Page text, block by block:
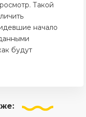
Такой
начало
будут